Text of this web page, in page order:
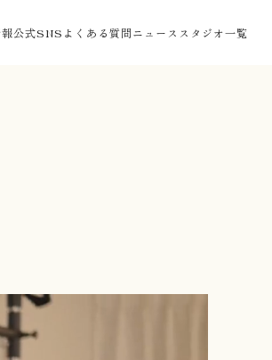
公式SNS よくある質問ニュース スタジオ一覧